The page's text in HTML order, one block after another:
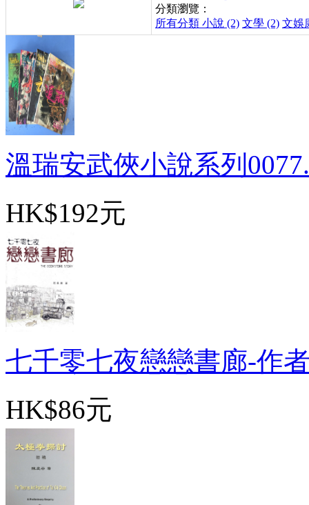
分類瀏覽：
所有分類 小說 (2) 文學 (2) 文娛
溫瑞安武俠小說系列
HK$192元
七千零七夜戀戀書廊-作
HK$86元